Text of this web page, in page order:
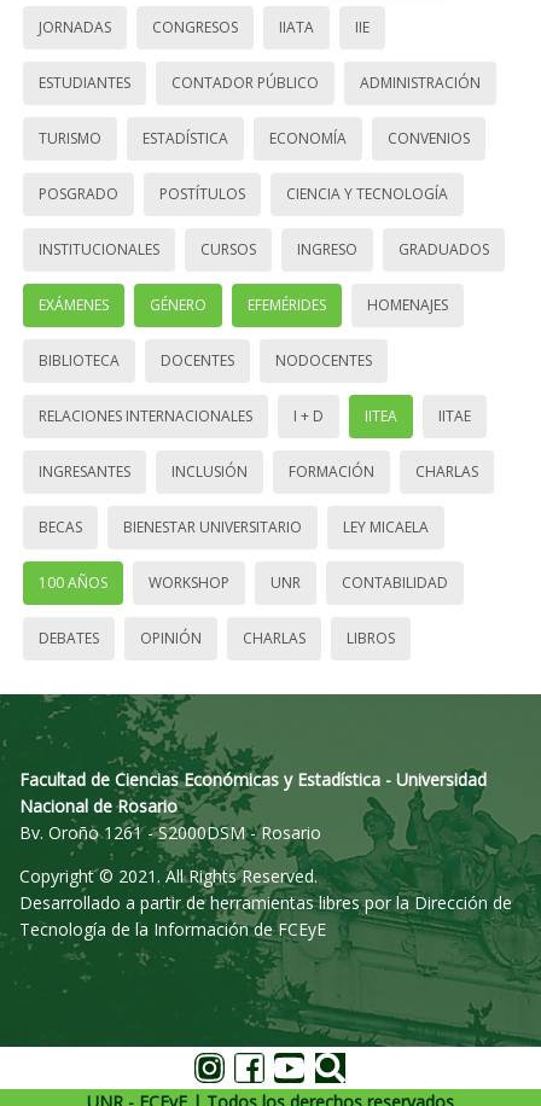
JORNADAS CONGRESOS IIATA IIE
ESTUDIANTES CONTADOR PÚBLICO ADMINISTRACIÓN
TURISMO ESTADÍSTICA ECONOMÍA CONVENIOS
POSGRADO POSTÍTULOS CIENCIA Y TECNOLOGÍA
INSTITUCIONALES CURSOS INGRESO GRADUADOS
EXÁMENES GÉNERO EFEMÉRIDES HOMENAJES
BIBLIOTECA DOCENTES NODOCENTES
RELACIONES INTERNACIONALES I + D IITEA IITAE
INGRESANTES INCLUSIÓN FORMACIÓN CHARLAS
BECAS BIENESTAR UNIVERSITARIO LEY MICAELA
100 AÑOS WORKSHOP UNR CONTABILIDAD
DEBATES OPINIÓN CHARLAS LIBROS
Facultad de Ciencias Económicas y Estadística - Universidad
Nacional de Rosario
Bv. Oroño 1261 - S2000DSM - Rosario
Copyright © 2021. All Rights Reserved.
Desarrollado a partir de herramientas libres por la Dirección de
Tecnología de la Información de FCEyE